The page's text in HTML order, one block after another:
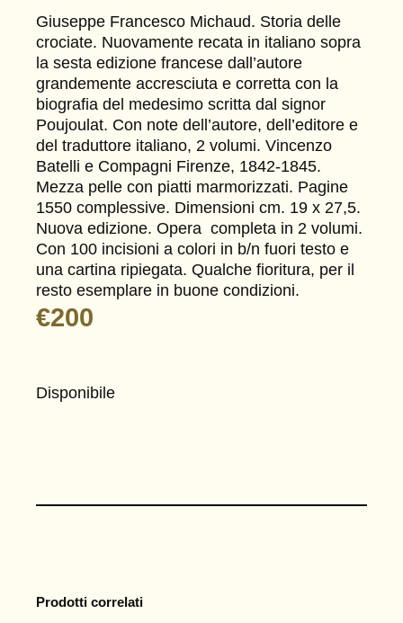
Giuseppe Francesco Michaud. Storia delle
crociate. Nuovamente recata in italiano sopra
la sesta edizione francese dall’autore
grandemente accresciuta e corretta con la
biografia del medesimo scritta dal signor
Poujoulat. Con note dell’autore, dell’editore e
del traduttore italiano, 2 volumi. Vincenzo
Batelli e Compagni Firenze, 1842-1845.
Mezza pelle con piatti marmorizzati. Pagine
1550 complessive. Dimensioni cm. 19 x 27,5.
Nuova edizione. Opera completa in 2 volumi.
Con 100 incisioni a colori in b/n fuori testo e
una cartina ripiegata. Qualche fioritura, per il
resto esemplare in buone condizioni.
€200
Disponibile
Prodotti correlati